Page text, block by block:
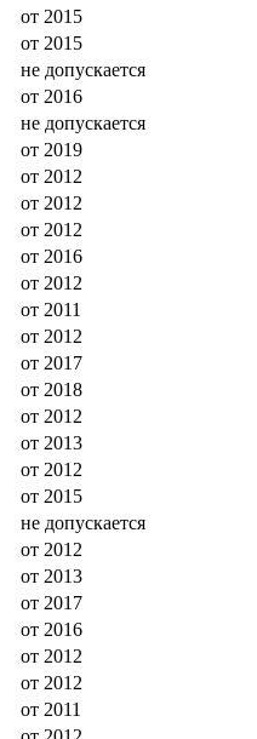
от 2015
от 2015
не допускается
от 2016
не допускается
от 2019
от 2012
от 2012
от 2012
от 2016
от 2012
от 2011
от 2012
от 2017
от 2018
от 2012
от 2013
от 2012
от 2015
не допускается
от 2012
от 2013
от 2017
от 2016
от 2012
от 2012
от 2011